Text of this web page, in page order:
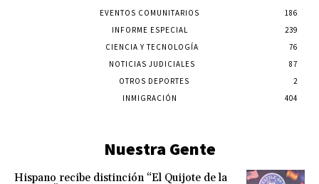
EVENTOS COMUNITARIOS
186
INFORME ESPECIAL
239
CIENCIA Y TECNOLOGÍA
76
NOTICIAS JUDICIALES
87
OTROS DEPORTES
2
INMIGRACIÓN
404
Nuestra Gente
Hispano recibe distinción “El Quijote de la